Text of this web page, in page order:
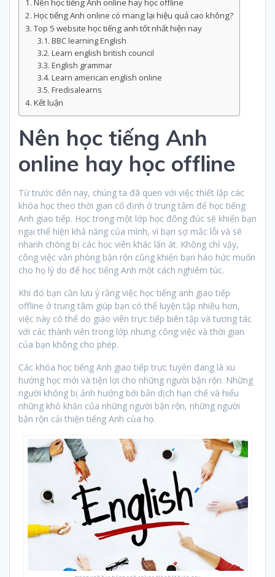
Nên học tiếng Anh online hay học offline
Học tiếng Anh online có mang lại hiệu quả cao không?
Top 5 website học tiếng anh tốt nhất hiện nay
BBC learning English
Learn english british council
English grammar
Learn american english online
Fredisalearns
Kết luận
Nên học tiếng Anh
online hay học offline
Từ trước đến nay, chúng ta đã quen với việc thiết lập các
khóa học theo thời gian cố định ở trung tâm để học tiếng
Anh giao tiếp. Học trong một lớp học đông đúc sẽ khiến bạn
ngại thể hiện khả năng của mình, vì bạn sợ mắc lỗi và sẽ
nhanh chóng bị các học viên khác lấn át. Không chỉ vậy,
công việc văn phòng bận rộn cũng khiến bạn háo hức muốn
cho họ lý do để học tiếng Anh một cách nghiêm túc.
Khi đó bạn cần lưu ý rằng việc học tiếng anh giao tiếp
offline ở trung tâm giúp bạn có thể luyện tập nhiều hơn,
việc này có thể do giáo viên trực tiếp biên tập và tương tác
với các thành viên trong lớp nhưng công việc và thời gian
của bạn không cho phép.
Các khóa học tiếng Anh giao tiếp trực tuyến đang là xu
hướng học mới và tiện lợi cho những người bận rộn. Những
người không bị ảnh hưởng bởi bản dịch hạn chế và hiểu
những khó khăn của những người bận rộn, những người
bận rộn cải thiện tiếng Anh của họ.